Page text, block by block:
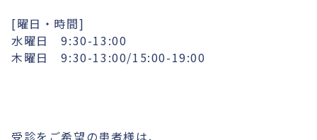
[曜日・時間]
水曜日 9:30-13:00
木曜日 9:30-13:00/15:00-19:00
受診をご希望の患者様は、